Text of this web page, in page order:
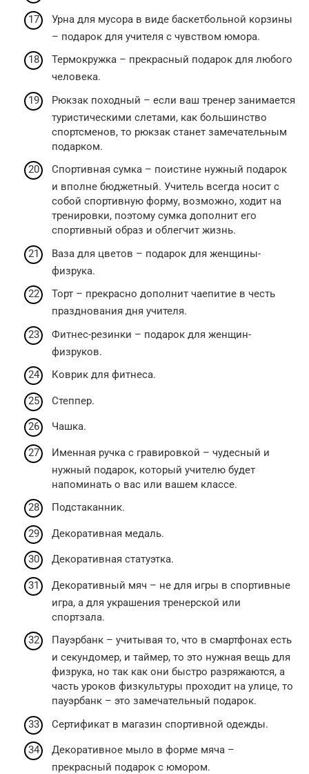
Урна для мусора в виде баскетбольной корзины
– подарок для учителя с чувством юмора.
Термокружка – прекрасный подарок для любого
человека.
Рюкзак походный – если ваш тренер занимается
туристическими слетами, как большинство
спортсменов, то рюкзак станет замечательным
подарком.
Спортивная сумка – поистине нужный подарок
и вполне бюджетный. Учитель всегда носит с
собой спортивную форму, возможно, ходит на
тренировки, поэтому сумка дополнит его
спортивный образ и облегчит жизнь.
Ваза для цветов – подарок для женщины-
физрука.
Торт – прекрасно дополнит чаепитие в честь
празднования дня учителя.
Фитнес-резинки – подарок для женщин-
физруков.
Коврик для фитнеса.
Степпер.
Чашка.
Именная ручка с гравировкой – чудесный и
нужный подарок, который учителю будет
напоминать о вас или вашем классе.
Подстаканник.
Декоративная медаль.
Декоративная статуэтка.
Декоративный мяч – не для игры в спортивные
игра, а для украшения тренерской или
спортзала.
Пауэрбанк – учитывая то, что в смартфонах есть
и секундомер, и таймер, то это нужная вещь для
физрука, но так как они быстро разряжаются, а
часть уроков физкультуры проходит на улице, то
пауэрбанк – это замечательный подарок.
Сертификат в магазин спортивной одежды.
Декоративное мыло в форме мяча –
прекрасный подарок с юмором.